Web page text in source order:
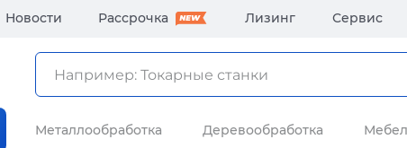
Новости Рассрочка Лизинг Сервис
Металлообработка Деревообработка